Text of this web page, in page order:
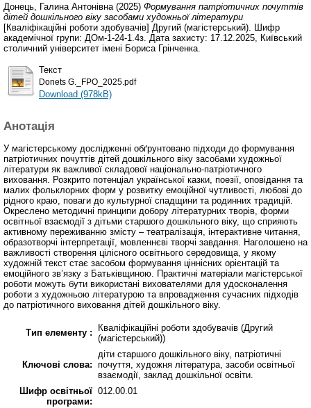
Донець, Галина Антонівна (2025) Формування патріотичних почуттів
дітей дошкільного віку засобами художньої літератури
[Кваліфікаційні роботи здобувачів] Другий (магістерський). Шифр
академічної групи: ДОм-1-24-1.4з. Дата захисту: 17.12.2025, Київський
столичний університет імені Бориса Грінченка.
Текст
Donets G._FPO_2025.pdf
Download (978kB)
Анотація
У магістерському дослідженні обґрунтовано підходи до формування
патріотичних почуттів дітей дошкільного віку засобами художньої
літератури як важливої складової національно-патріотичного
виховання. Розкрито потенціал української казки, поезії, оповідання та
малих фольклорних форм у розвитку емоційної чутливості, любові до
рідного краю, поваги до культурної спадщини та родинних традицій.
Окреслено методичні принципи добору літературних творів, форми
освітньої взаємодії з дітьми старшого дошкільного віку, що сприяють
активному переживанню змісту – театралізація, інтерактивне читання,
образотворчі інтерпретації, мовленнєві творчі завдання. Наголошено на
важливості створення цілісного освітнього середовища, у якому
художній текст стає засобом формування ціннісних орієнтацій та
емоційного зв’язку з Батьківщиною. Практичні матеріали магістерської
роботи можуть бути використані вихователями для удосконалення
роботи з художньою літературою та впровадження сучасних підходів
до патріотичного виховання дітей дошкільного віку.
Тип елементу :
Кваліфікаційні роботи здобувачів (Другий
(магістерський))
Ключові слова:
діти старшого дошкільного віку, патріотичні
почуття, художня література, засоби освітньої
взаємодії, заклад дошкільної освіти.
Шифр освітньої
програми:
012.00.01